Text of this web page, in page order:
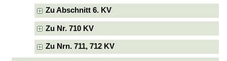
Zu Abschnitt 6. KV
Zu Nr. 710 KV
Zu Nrn. 711, 712 KV